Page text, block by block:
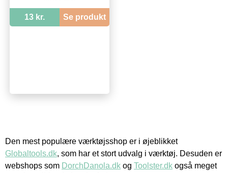
13 kr. Se produkt
Den mest populære værktøjsshop er i øjeblikket
Globaltools.dk, som har et stort udvalg i værktøj. Desuden er
webshops som DorchDanola.dk og Toolster.dk også meget